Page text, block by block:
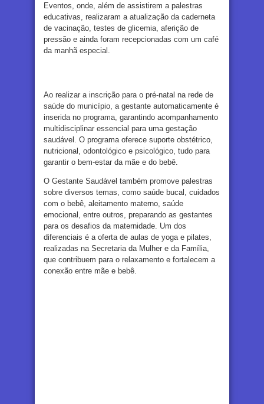
Eventos, onde, além de assistirem a palestras
educativas, realizaram a atualização da caderneta
de vacinação, testes de glicemia, aferição de
pressão e ainda foram recepcionadas com um café
da manhã especial.
Ao realizar a inscrição para o pré-natal na rede de
saúde do município, a gestante automaticamente é
inserida no programa, garantindo acompanhamento
multidisciplinar essencial para uma gestação
saudável. O programa oferece suporte obstétrico,
nutricional, odontológico e psicológico, tudo para
garantir o bem-estar da mãe e do bebê.
O Gestante Saudável também promove palestras
sobre diversos temas, como saúde bucal, cuidados
com o bebê, aleitamento materno, saúde
emocional, entre outros, preparando as gestantes
para os desafios da maternidade. Um dos
diferenciais é a oferta de aulas de yoga e pilates,
realizadas na Secretaria da Mulher e da Família,
que contribuem para o relaxamento e fortalecem a
conexão entre mãe e bebê.